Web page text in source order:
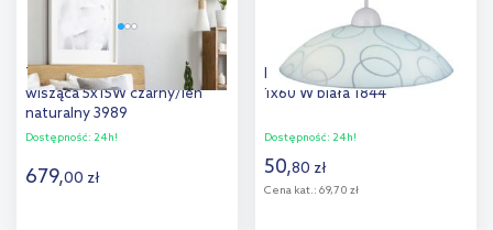
TK Lighting Chicago lampa
wisząca 5x15W czarny/len
naturalny 3989
Dostępność: 24h!
679,00 zł
Rabalux Ada lampa wisząca
1x60 W biała 1844
Dostępność: 24h!
50,80 zł
Cena kat.: 69,70 zł